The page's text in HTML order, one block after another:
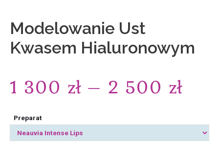
Modelowanie Ust
Kwasem Hialuronowym
1 300 zł – 2 500 zł
Preparat